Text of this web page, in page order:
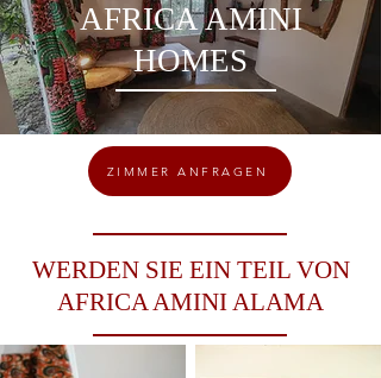
AFRICA AMINI
HOMES
ZIMMER ANFRAGEN
WERDEN SIE EIN TEIL VON
AFRICA AMINI ALAMA